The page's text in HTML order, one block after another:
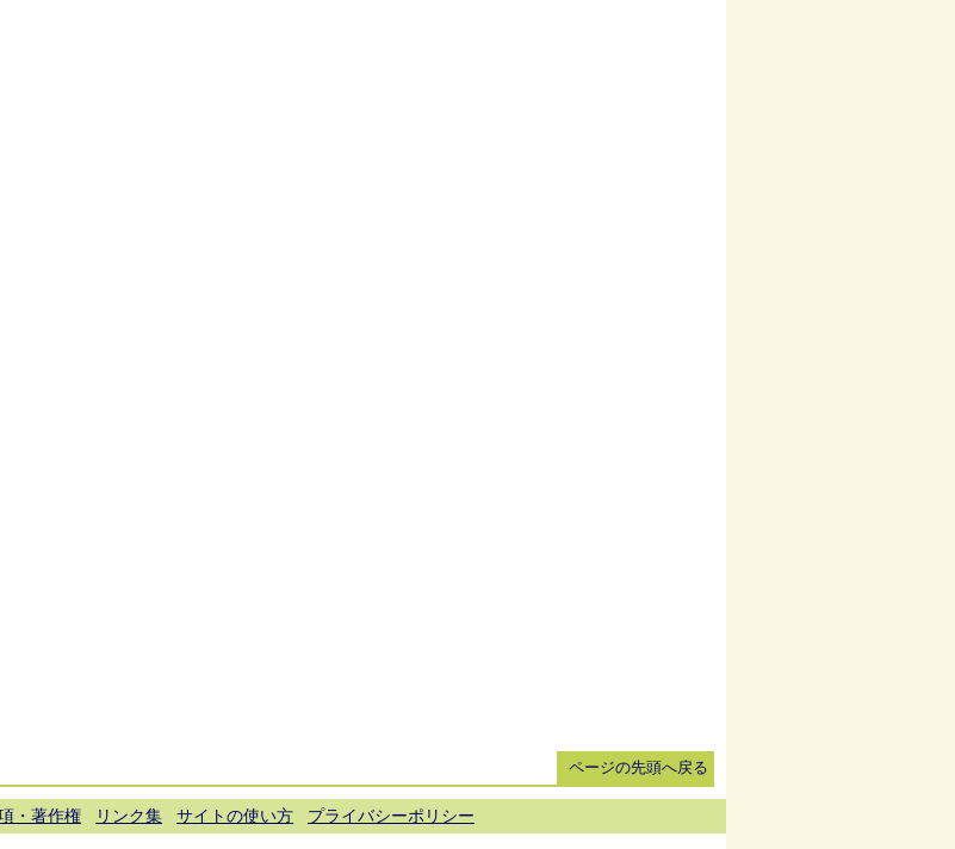
ページの先頭へ戻る
・著作権 リンク集 サイトの使い方
プライバシーポリシー